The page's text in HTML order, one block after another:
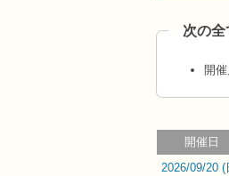
次の
開
開催日
2026/09/20 (